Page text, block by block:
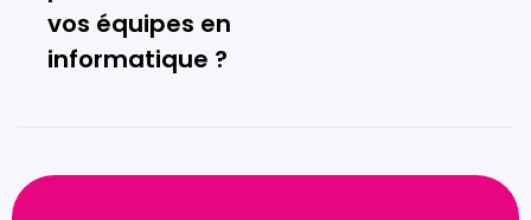
vos équipes en
informatique ?